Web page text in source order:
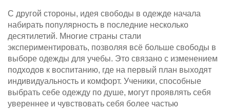
С другой стороны, идея свободы в одежде начала
набирать популярность в последние несколько
десятилетий. Многие страны стали
экспериментировать, позволяя всё больше свободы в
выборе одежды для учебы. Это связано с изменением
подходов к воспитанию, где на первый план выходят
индивидуальность и комфорт. Ученики, способные
выбрать себе одежду по душе, могут проявлять себя
увереннее и чувствовать себя более частью